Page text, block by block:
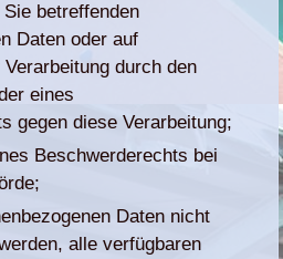
betreffenden
Daten oder auf
durch den
eines
gegen diese Verarbeitung;
Beschwerderechts bei
Daten nicht
alle verfügbaren